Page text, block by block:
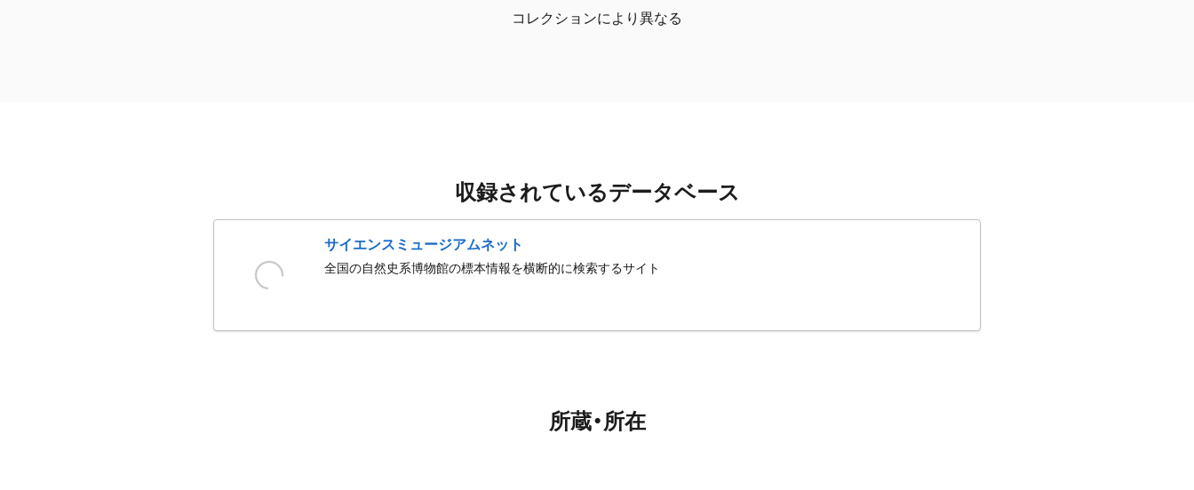
コレクションにより異なる
収録されているデータベース
サイエンスミュージアムネット
全国の自然史系博物館の標本情報を横断的に検索するサイト
所蔵・所在